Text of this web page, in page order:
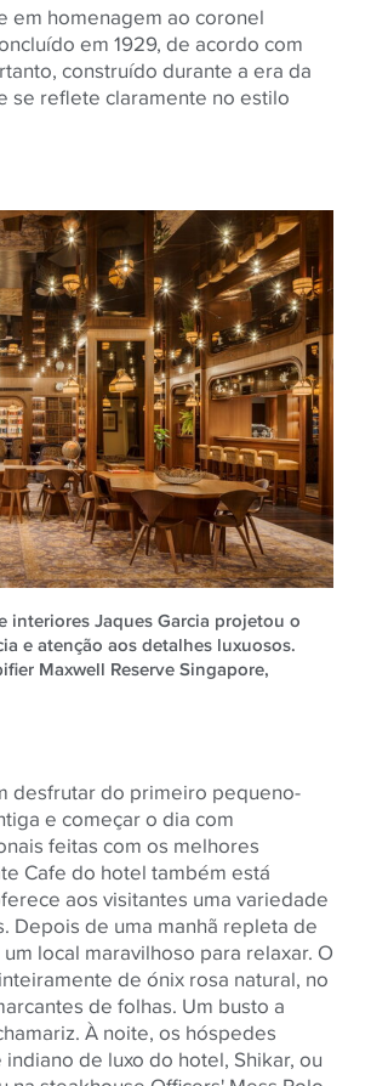
em homenagem ao coronel
em 1929, de acordo com
construído durante a era da
se reflete claramente no estilo
Jaques Garcia projetou o
e atenção aos detalhes luxuosos.
Maxwell Reserve Singapore,
desfrutar do primeiro pequeno-
e começar o dia com
feitas com os melhores
Cafe do hotel também está
aos visitantes uma variedade
Depois de uma manhã repleta de
local maravilhoso para relaxar. O
de ónix rosa natural, no
de folhas. Um busto a
À noite, os hóspedes
de luxo do hotel, Shikar, ou